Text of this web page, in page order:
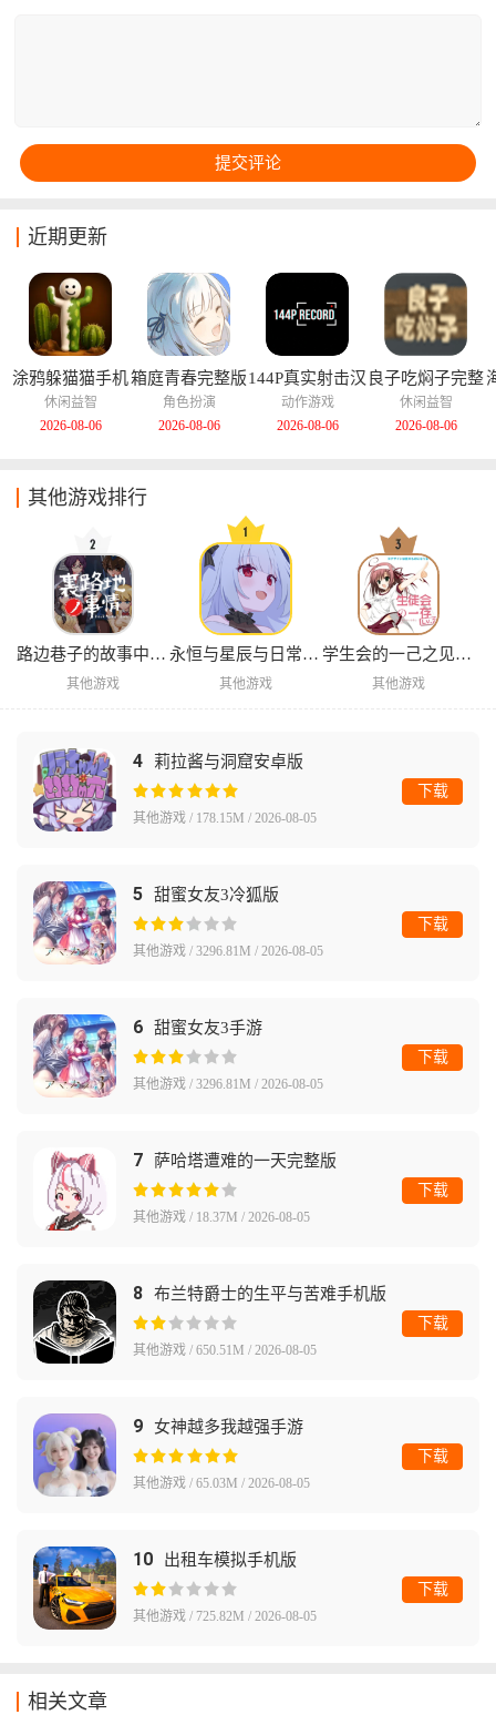
近期更新
涂鸦躲猫猫手机
版
休闲益智
2026-08-06
箱庭青春完整版
角色扮演
2026-08-06
144P真实射击汉
化版
动作游戏
2026-08-06
良子吃焖子完整
版
休闲益智
2026-08-06
其他游戏排行
路边巷子的故事中文版
其他游戏
永恒与星辰与日常完整版
其他游戏
学生会的一己之见Lv2手机版
其他游戏
4 莉拉酱与洞窟安卓版
其他游戏 / 178.15M / 2026-08-05
下载
5 甜蜜女友3冷狐版
其他游戏 / 3296.81M / 2026-08-05
下载
6 甜蜜女友3手游
其他游戏 / 3296.81M / 2026-08-05
下载
7 萨哈塔遭难的一天完整版
其他游戏 / 18.37M / 2026-08-05
下载
8 布兰特爵士的生平与苦难手机版
其他游戏 / 650.51M / 2026-08-05
下载
9 女神越多我越强手游
其他游戏 / 65.03M / 2026-08-05
下载
10 出租车模拟手机版
其他游戏 / 725.82M / 2026-08-05
下载
相关文章